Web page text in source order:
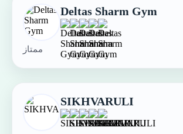
Deltas Sharm Gym
ممتاز
SIKHVARULI